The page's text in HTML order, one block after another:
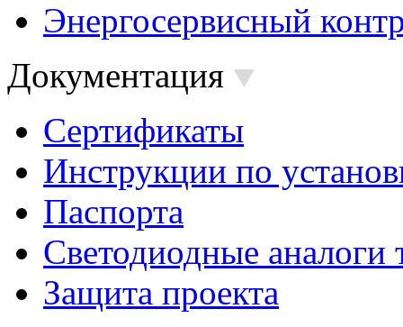
Энергосервисный
Документация
Сертификаты
Инструкции по
Паспорта
Светодиодные аналоги
Защита проекта